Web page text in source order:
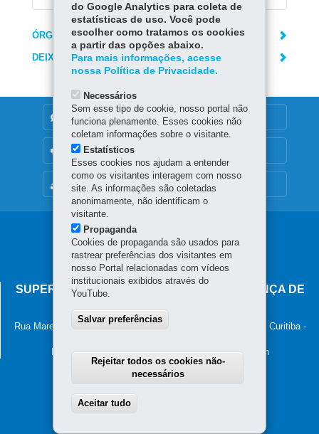
ÓRGÃO RESPONSÁVEL
DEIXE SUA OPINIÃO
MAPA DO SITE
DENUNCIE CORRUPÇÃO
OUVIDORIA
Navegação
principal
SUPERINTENDÊNCIA-GERAL DE GOVERNANÇA DE
Rua Marechal Deodoro, 806, 13º andar - Centro Curitiba -
Horário de atendimento: 8h30 às 12h e 13h30 às 18h
do Google Analytics para coleta de
estatísticas de uso. Você pode
escolher como tratamos os cookies
a partir das opções abaixo.
Para mais informações, acesse
nossa Política de Privacidade.
Necessários
Sem esse tipo de cookie, nosso portal não
funciona plenamente. Esses cookies não
coletam informações sobre o visitante.
Estatísticos
Esses cookies nos ajudam a entender
como os visitantes interagem com nosso
site. As informações são coletadas
anonimamente, não identificam o
visitante.
Propaganda
Cookies de propaganda são usados para
rastrear preferências dos visitantes em
nosso Portal relacionadas com vídeos
institucionais exibidos através do
YouTube.
Salvar preferências
Rejeitar todos os cookies não-
necessários
Aceitar tudo